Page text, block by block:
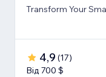
Transform Your
4,9 (17)
Від 700 $